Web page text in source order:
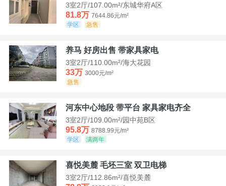
3室2厅/107.00m²/东城华府A区
81.8万 7644.86元/m²
学区
急售
养马 好房出售 带家具家电
3室2厅/110.00m²/海大花园
33万 3000元/m²
急售
河东中心地段 带平台 家具家电齐全
3室2厅/109.00m²/园中苑B区
95.8万 8788.99元/m²
学区
满两年
喜悦美麓 毛坯三室 双卫电梯
3室2厅/112.86m²/喜悦美麓